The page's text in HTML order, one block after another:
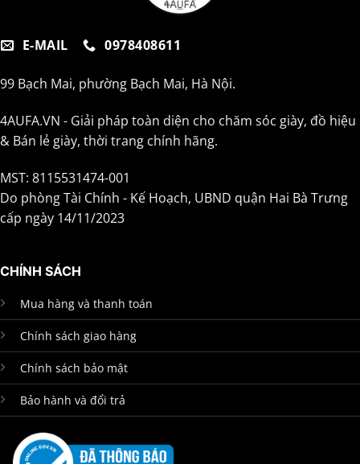
E-MAIL 0978408611
99 Bạch Mai, phường Bạch Mai, Hà Nội.
4AUFA.VN - Giải pháp toàn diện cho chăm sóc giày, đồ hiệu
& Bán lẻ giày, thời trang chính hãng.
MST: 8115531474-001
Do phòng Tài Chính - Kế Hoạch, UBND quận Hai Bà Trưng
cấp ngày 14/11/2023
CHÍNH SÁCH
Mua hàng và thanh toán
Chính sách giao hàng
Chính sách bảo mật
Bảo hành và đổi trả